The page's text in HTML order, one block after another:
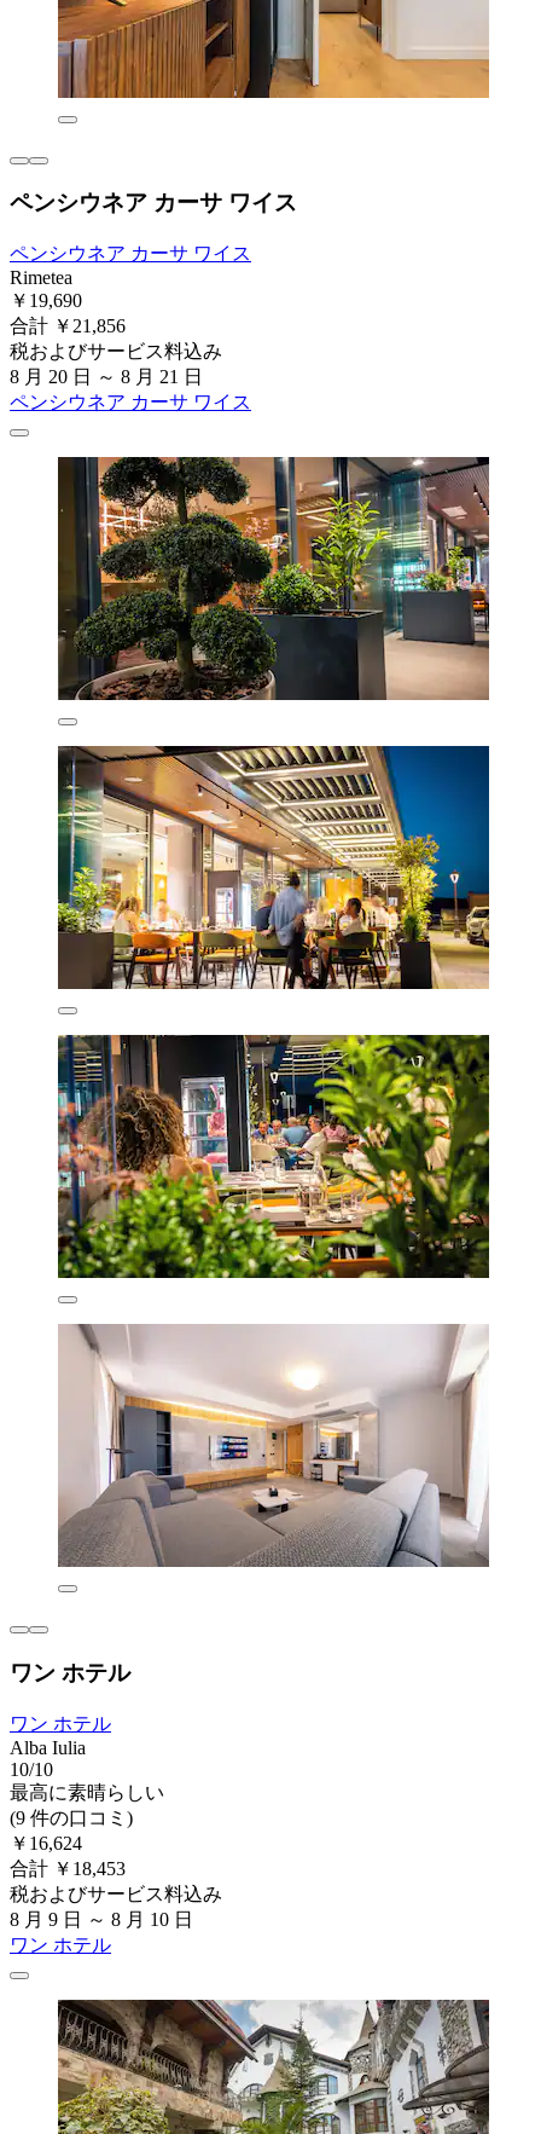
ペンシウネア カーサ ワイス
ペンシウネア カーサ ワイス
Rimetea
￥19,690
合計 ￥21,856
税およびサービス料込み
8 月 20 日 ～ 8 月 21 日
ペンシウネア カーサ ワイス
ワン ホテル
ワン ホテル
Alba Iulia
10/10
最高に素晴らしい
(9 件の口コミ)
￥16,624
合計 ￥18,453
税およびサービス料込み
8 月 9 日 ～ 8 月 10 日
ワン ホテル